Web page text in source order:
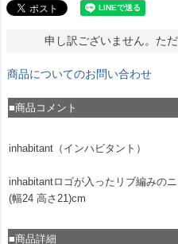
申し訳ございません。た
商品についてのお問い合わせ
■商品コメント
inhabitant（インハビタント）
inhabitantロゴが入ったリブ編みの
(幅24 高さ21)cm
■商品詳細